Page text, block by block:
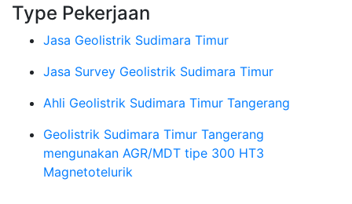
Type Pekerjaan
Jasa Geolistrik Sudimara Timur
Jasa Survey Geolistrik Sudimara Timur
Ahli Geolistrik Sudimara Timur Tangerang
Geolistrik Sudimara Timur Tangerang
mengunakan AGR/MDT tipe 300 HT3
Magnetotelurik